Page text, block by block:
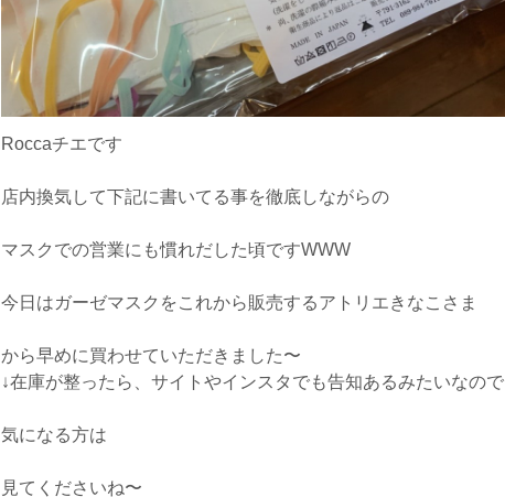
Roccaチエです
店内換気して下記に書いてる事を徹底しながらの
マスクでの営業にも慣れだした頃ですWWW
今日はガーゼマスクをこれから販売するアトリエきなこさま
から早めに買わせていただきました〜
↓在庫が整ったら、サイトやインスタでも告知あるみたいなので
気になる方は
見てくださいね〜